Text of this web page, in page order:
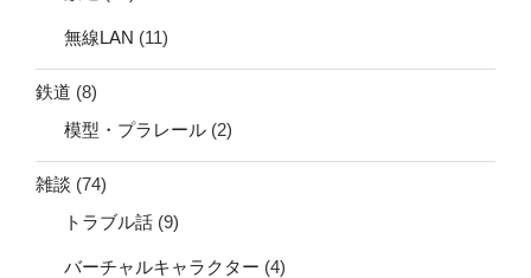
無線LAN (11)
鉄道 (8)
模型・プラレール (2)
雑談 (74)
トラブル話 (9)
バーチャルキャラクター (4)